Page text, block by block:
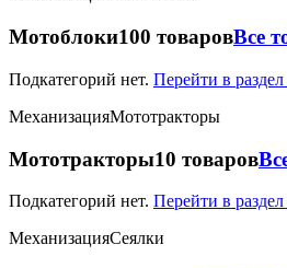
Мотоблоки100 товаровВсе
Подкатегорий нет. Перейти в
МеханизацияМототракторы
Мототракторы10 товаров
Подкатегорий нет. Перейти в
МеханизацияСеялки